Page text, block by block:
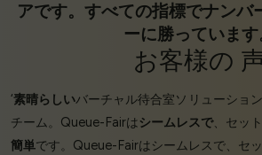
アです。すべての指標でナンバ
ーに勝っています
お客様の
‘素晴らしいバーチャル待合室ソリューショ
チーム。Queue-Fairは シームレスで、セッ
簡単です。Queue-Fairはシームレスで、セ